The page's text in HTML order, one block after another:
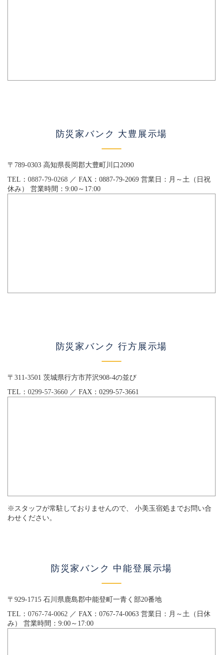
防災家バンク 大豊展示場
〒789-0303 高知県長岡郡大豊町川口2090
TEL： 0887-79-0268 ／ FAX：0887-79-2069 営業日：月～土（日祝
休み） 営業時間：9:00～17:00
防災家バンク 行方展示場
〒311-3501 茨城県行方市芹沢908-4の並び
TEL： 0299-57-3660 ／ FAX：0299-57-3661
※スタッフが常駐しておりませんので、 小美玉宿処までお問い合
わせください。
防災家バンク 中能登展示場
〒929-1715 石川県鹿島郡中能登町一青く部20番地
TEL： 0767-74-0062 ／ FAX：0767-74-0063 営業日：月～土（日休
み） 営業時間：9:00～17:00